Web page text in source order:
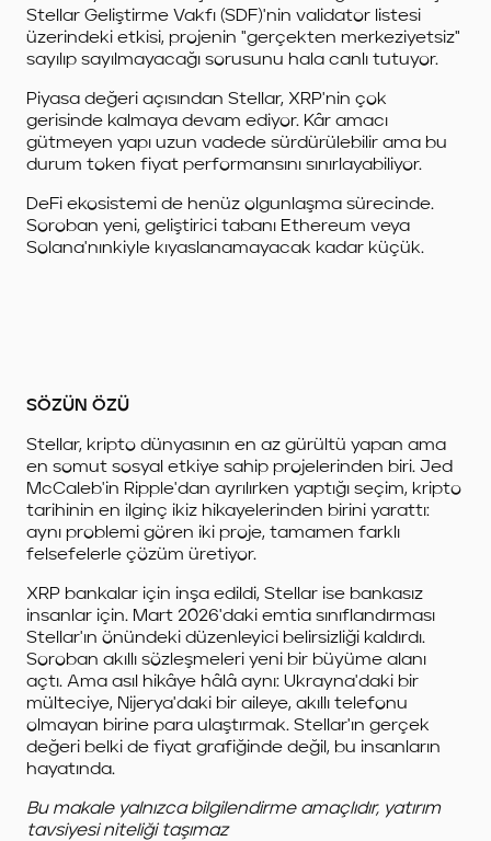
Stellar Geliştirme Vakfı (SDF)'nin validator listesi
üzerindeki etkisi, projenin "gerçekten merkeziyetsiz"
sayılıp sayılmayacağı sorusunu hala canlı tutuyor.
Piyasa değeri açısından Stellar, XRP'nin çok
gerisinde kalmaya devam ediyor. Kâr amacı
gütmeyen yapı uzun vadede sürdürülebilir ama bu
durum token fiyat performansını sınırlayabiliyor.
DeFi ekosistemi de henüz olgunlaşma sürecinde.
Soroban yeni, geliştirici tabanı Ethereum veya
Solana'nınkiyle kıyaslanamayacak kadar küçük.
SÖZÜN ÖZÜ
Stellar, kripto dünyasının en az gürültü yapan ama
en somut sosyal etkiye sahip projelerinden biri. Jed
McCaleb'in Ripple'dan ayrılırken yaptığı seçim, kripto
tarihinin en ilginç ikiz hikayelerinden birini yarattı:
aynı problemi gören iki proje, tamamen farklı
felsefelerle çözüm üretiyor.
XRP bankalar için inşa edildi, Stellar ise bankasız
insanlar için. Mart 2026'daki emtia sınıflandırması
Stellar'ın önündeki düzenleyici belirsizliği kaldırdı.
Soroban akıllı sözleşmeleri yeni bir büyüme alanı
açtı. Ama asıl hikâye hâlâ aynı: Ukrayna'daki bir
mülteciye, Nijerya'daki bir aileye, akıllı telefonu
olmayan birine para ulaştırmak. Stellar'ın gerçek
değeri belki de fiyat grafiğinde değil, bu insanların
hayatında.
Bu makale yalnızca bilgilendirme amaçlıdır, yatırım
tavsiyesi niteliği taşımaz